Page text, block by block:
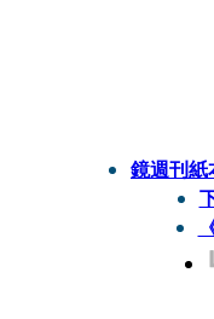
鏡週刊紙